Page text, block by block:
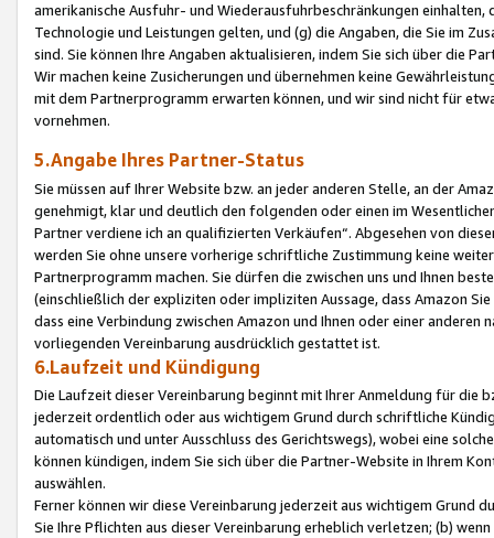
amerikanische Ausfuhr- und Wiederausfuhrbeschränkungen
Technologie und Leistungen gelten, und (g) die Angaben, die Sie im
sind. Sie können Ihre Angaben aktualisieren, indem Sie sich über die
Wir machen keine Zusicherungen und übernehmen keine
mit dem Partnerprogramm erwarten können, und wir sind nicht für
vornehmen.
5.Angabe Ihres Partner-Status
Sie müssen auf Ihrer Website bzw. an jeder anderen Stelle, an der
genehmigt, klar und deutlich den folgenden oder einen im
Partner verdiene ich an qualifizierten Verkäufen“. Abgesehen von
werden Sie ohne unsere vorherige schriftliche Zustimmung keine
Partnerprogramm machen. Sie dürfen die zwischen uns und Ihnen
(einschließlich der expliziten oder impliziten Aussage, dass Amazon
dass eine Verbindung zwischen Amazon und Ihnen oder einer
vorliegenden Vereinbarung ausdrücklich gestattet ist.
6.Laufzeit und Kündigung
Die Laufzeit dieser Vereinbarung beginnt mit Ihrer Anmeldung für die
jederzeit ordentlich oder aus wichtigem Grund durch schriftliche
automatisch und unter Ausschluss des Gerichtswegs), wobei eine
können kündigen, indem Sie sich über die Partner-Website in Ihrem
auswählen.
Ferner können wir diese Vereinbarung jederzeit aus wichtigem Grund
Sie Ihre Pflichten aus dieser Vereinbarung erheblich verletzen; (b)